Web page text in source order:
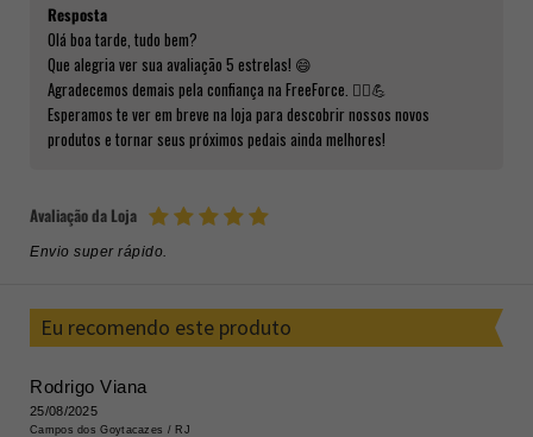
Resposta
Olá boa tarde, tudo bem?
Que alegria ver sua avaliação 5 estrelas! 😄
Agradecemos demais pela confiança na FreeForce. 🚴‍♂️💪
Esperamos te ver em breve na loja para descobrir nossos novos
produtos e tornar seus próximos pedais ainda melhores!
Avaliação da Loja
Envio super rápido.
Eu recomendo este produto
Rodrigo Viana
25/08/2025
Campos dos Goytacazes / RJ